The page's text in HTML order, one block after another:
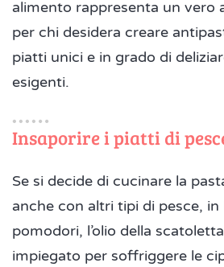
alimento rappresenta un vero
per chi desidera creare
piatti unici e in grado di
esigenti.
Insaporire i piatti di
Se si decide di cucinare la
anche con altri tipi di pesce,
pomodori, l’olio della
impiegato per soffriggere le